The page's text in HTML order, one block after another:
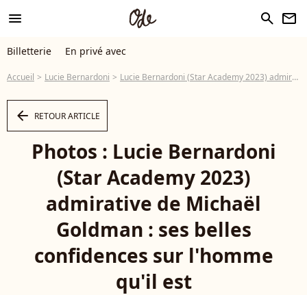
menu search newsletter
Billetterie En privé avec
Accueil Lucie Bernardoni Lucie Bernardoni (Star Academy 2023) admirative de Michaël Goldman : ses belles confidences sur l'homme qu'il est
arrow_left RETOUR ARTICLE
Photos : Lucie Bernardoni
(Star Academy 2023)
admirative de Michaël
Goldman : ses belles
confidences sur l'homme
qu'il est